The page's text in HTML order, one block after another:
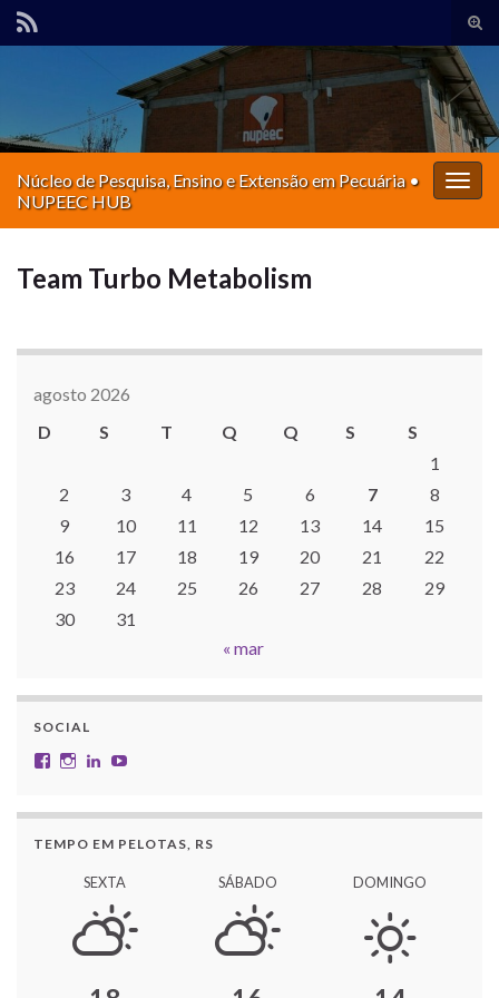
de
Search for:
Núcleo de Pesquisa, Ensino e Extensão em Pecuária •
NUPEEC HUB
Team Turbo Metabolism
agosto 2026
D
S T Q Q S
S
1
2
3 4 5 6 7
8
9
10 11 12 13 14
15
16
17 18 19 20 21
22
23
24 25 26 27 28
29
30
31
« mar
SOCIAL
Facebook
InstagramLinkedIn
TEMPO EM PELOTAS, RS
SEXTA SÁBADO DOMINGO